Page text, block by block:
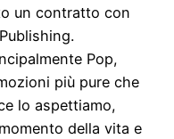
un contratto con
Pop,
più pure che
lo aspettiamo,
della vita e